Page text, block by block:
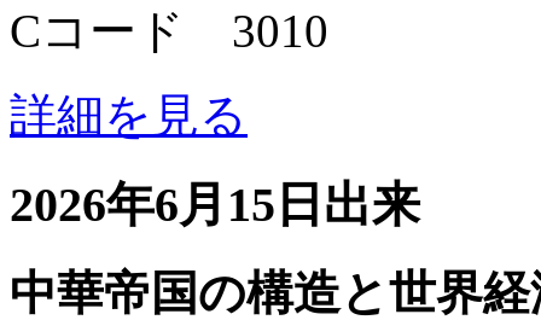
Cコード 3010
詳細を見る
2026年6月15日出来
中華帝国の構造と世界